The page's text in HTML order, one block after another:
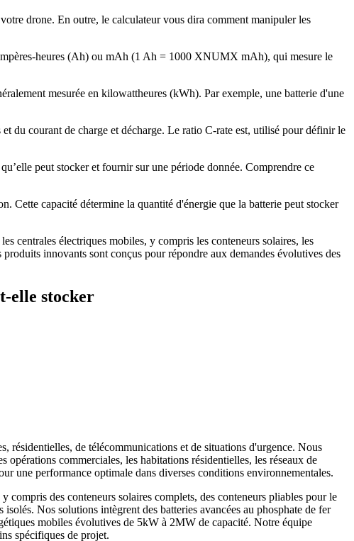
drone. En outre, le calculateur vous dira comment manipuler les
heures (Ah) ou mAh (1 Ah = 1000 XNUMX mAh), qui mesure le
mesurée en kilowattheures (kWh). Par exemple, une batterie d'une
du courant de charge et décharge. Le ratio C-rate est, utilisé pour définir le
peut stocker et fournir sur une période donnée. Comprendre ce
Cette capacité détermine la quantité d'énergie que la batterie peut stocker
centrales électriques mobiles, y compris les conteneurs solaires, les
innovants sont conçus pour répondre aux demandes évolutives des
elle stocker
résidentielles, de télécommunications et de situations d'urgence. Nous
commerciales, les habitations résidentielles, les réseaux de
une performance optimale dans diverses conditions environnementales.
des conteneurs solaires complets, des conteneurs pliables pour le
Nos solutions intègrent des batteries avancées au phosphate de fer
mobiles évolutives de 5kW à 2MW de capacité. Notre équipe
spécifiques de projet.